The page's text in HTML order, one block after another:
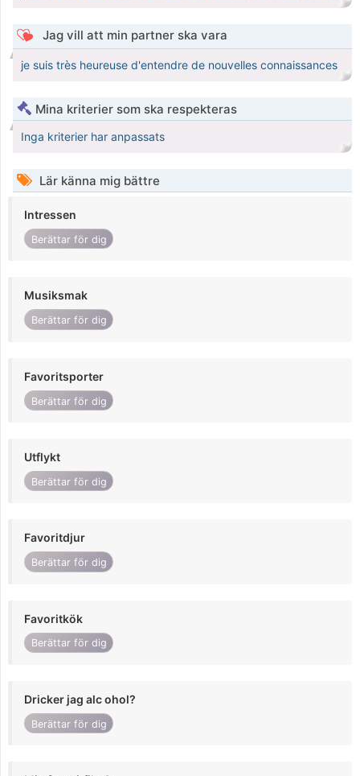
Jag vill att min partner ska vara
je suis très heureuse d'entendre de nouvelles connaissances
Mina kriterier som ska respekteras
Inga kriterier har anpassats
Lär känna mig bättre
Intressen
Berättar för dig
Musiksmak
Berättar för dig
Favoritsporter
Berättar för dig
Utflykt
Berättar för dig
Favoritdjur
Berättar för dig
Favoritkök
Berättar för dig
Dricker jag alc ohol?
Berättar för dig